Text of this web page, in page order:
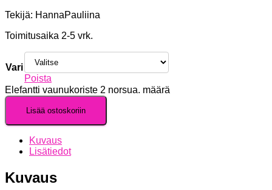
Tekijä: HannaPauliina
Toimitusaika 2-5 vrk.
Vari
Poista
Elefantti vaunukoriste 2 norsua. määrä
Lisää ostoskoriin
Kuvaus
Lisätiedot
Kuvaus